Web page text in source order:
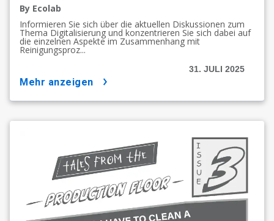
By Ecolab
Informieren Sie sich über die aktuellen Diskussionen zum
Thema Digitalisierung und konzentrieren Sie sich dabei auf
die einzelnen Aspekte im Zusammenhang mit
Reinigungsproz...
31. JULI 2025
mehr anzeigen